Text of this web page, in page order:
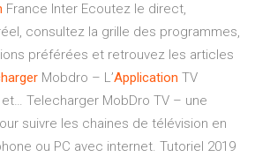
France Inter Ecoutez le direct,
consultez la grille des programmes,
préférées et retrouvez les articles
Mobdro – L’Application TV
Telecharger MobDro TV – une
suivre les chaines de télévision en
ou PC avec internet. Tutoriel 2019